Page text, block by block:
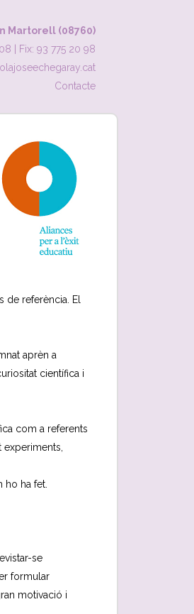
Martorell (08760)
Fix: 93 775 20 98
Contacte
de referència. El
aprèn a
científica i
com a referents
experiments,
ha fet.
se
formular
motivació i